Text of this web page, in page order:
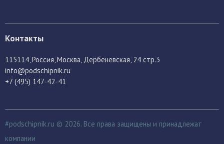
Контакты
115114 , Россия, Москва, Дербеневская, 24 стр.3
info@podschipnik.ru
+7 (495) 147-42-41
#podschipnik.ru © 2026. Все права защищены и принадлежат
компании